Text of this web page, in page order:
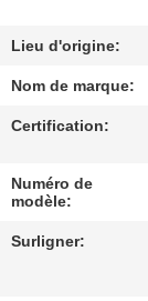
DE
QUALITÉ
NOUS
Lieu d'origine:
Nom de marque:
Certification:
Numéro de
modèle:
Surligner: